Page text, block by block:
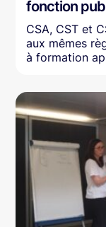
fonction
CSA, CST et
aux mêmes
à formation